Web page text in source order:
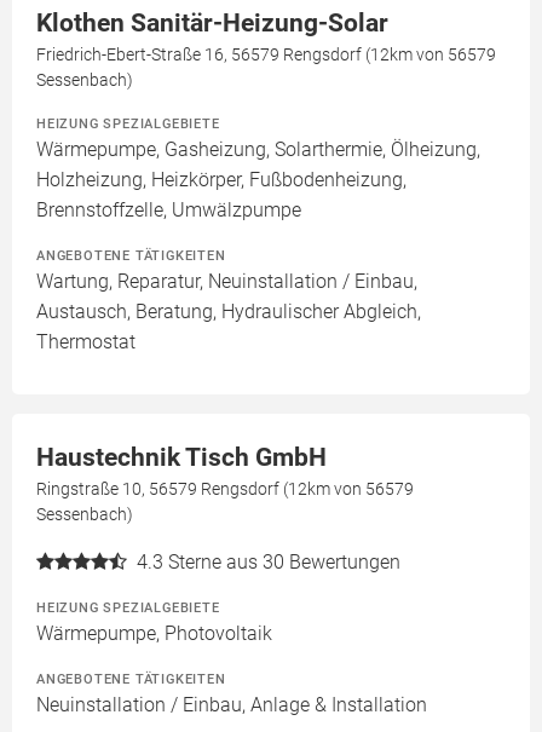
Klothen Sanitär-Heizung-Solar
Friedrich-Ebert-Straße 16, 56579 Rengsdorf (12km von 56579
Sessenbach)
HEIZUNG SPEZIALGEBIETE
Wärmepumpe, Gasheizung, Solarthermie, Ölheizung,
Holzheizung, Heizkörper, Fußbodenheizung,
Brennstoffzelle, Umwälzpumpe
ANGEBOTENE TÄTIGKEITEN
Wartung, Reparatur, Neuinstallation / Einbau,
Austausch, Beratung, Hydraulischer Abgleich,
Thermostat
Haustechnik Tisch GmbH
Ringstraße 10, 56579 Rengsdorf (12km von 56579
Sessenbach)
4.3 Sterne aus 30 Bewertungen
HEIZUNG SPEZIALGEBIETE
Wärmepumpe, Photovoltaik
ANGEBOTENE TÄTIGKEITEN
Neuinstallation / Einbau, Anlage & Installation